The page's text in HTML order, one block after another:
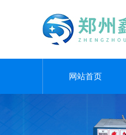
网站首页